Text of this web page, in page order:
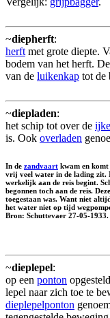
~diepherft:
herft met grote diepte.
bodem van het herft.
van de luikenkap tot de
~diepladen:
het schip tot over de
is. Ook overladen
In de zandvaart kwam en
vrij veel water in de lading zit.
werkelijk aan de reis begint.
begonnen toch aan de reis.
toegestaan was. Want niet
het water niet op tijd
Bron: Schuttevaer 27-05-1933.
~dieplepel:
op een ponton
lepel naar zich toe te
dieplepelponton